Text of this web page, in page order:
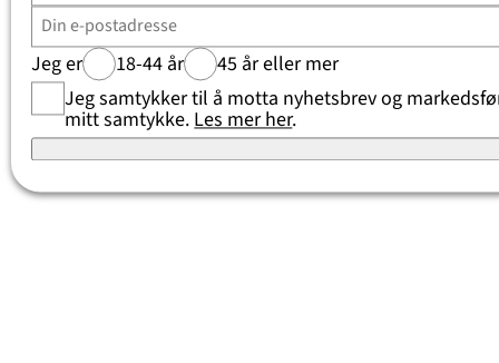
Jeg er 18-44 år
45 år eller mer
Jeg samtykker til å motta nyhetsbrev og
mitt samtykke.Les mer her.